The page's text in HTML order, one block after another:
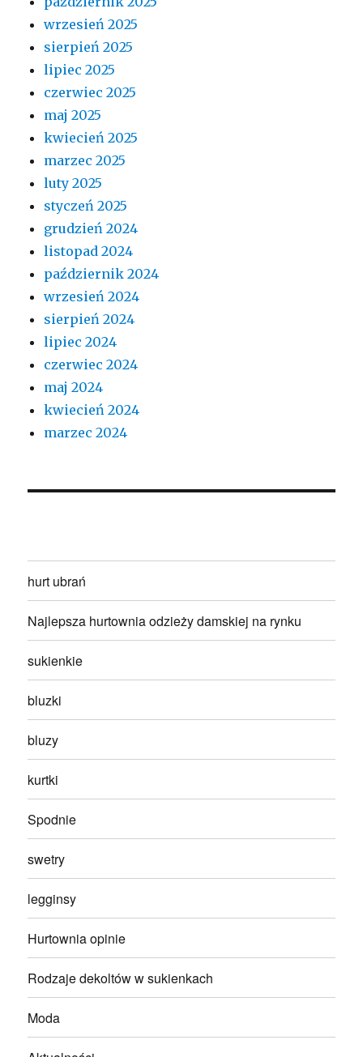
wrzesień 2025
sierpień 2025
lipiec 2025
czerwiec 2025
maj 2025
kwiecień 2025
marzec 2025
luty 2025
styczeń 2025
grudzień 2024
listopad 2024
październik 2024
wrzesień 2024
sierpień 2024
lipiec 2024
czerwiec 2024
maj 2024
kwiecień 2024
marzec 2024
hurt ubrań
Najlepsza hurtownia odzieży damskiej na rynku
sukienkie
bluzki
bluzy
kurtki
Spodnie
swetry
legginsy
Hurtownia opinie
Rodzaje dekoltów w sukienkach
Moda